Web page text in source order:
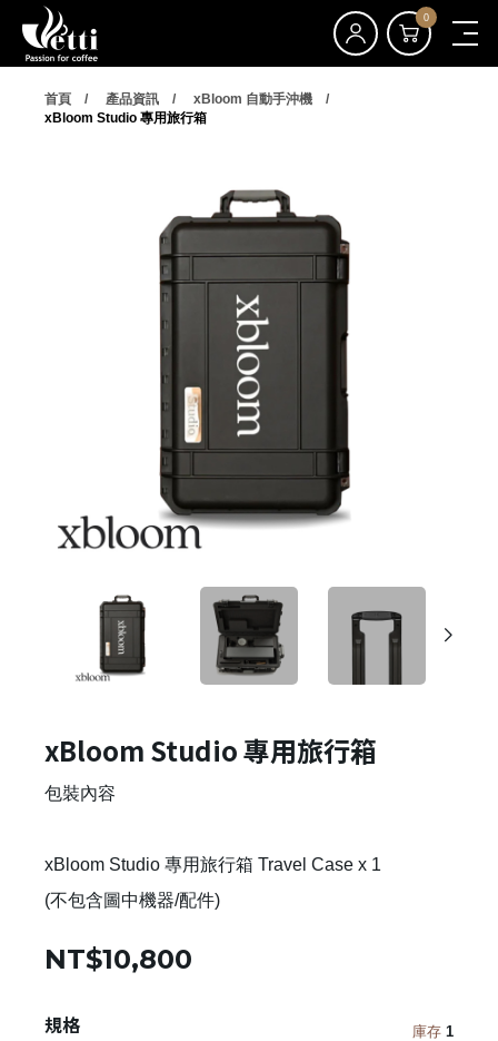
0
首頁 產品資訊
xBloom 自動手沖機
xBloom Studio 專用旅行箱
xBloom Studio 專用旅行箱
包裝內容
xBloom Studio 專用旅行箱 Travel Case x 1
(不包含圖中機器/配件)
NT$10,800
規格 庫存 1